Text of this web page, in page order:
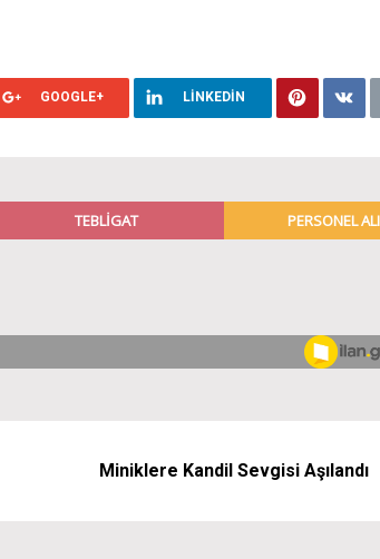
GOOGLE+ LINKEDIN
Miniklere Kandil Sevgisi Aşılandı